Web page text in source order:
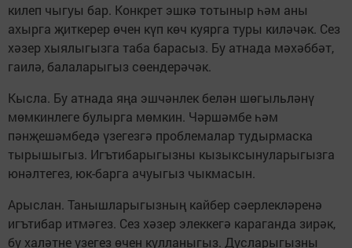
килеп чыгуы бар. Конкрет эшкә тотыныр һәм аны
ахырга җиткерер өчен күп көч куярга туры киләчәк. Сез
хәзер хыялыгызга таба барасыз. Бу атнада мәхәббәт,
гаилә, балаларыгыз сөендерәчәк.
Кысла. Бу атнада яңа эшчәнлек белән шөгыльләнү
мөмкинлеге булырга мөмкин. Чәршәмбе һәм
пәнҗешәмбедә үзегезгә проблемалар тудырмаска
тырышыгыз. Игътибарыгызны кызыксынуларыгызга
юнәлтегез, юк-барга ачуыгыз чыкмасын.
Арыслан. Танышларыгызның кайбер сәерлекләренә
игътибар итмәгез. Сез хәзер элеккегә караганда зирәк,
бу халәтне үзегез өчен кулланыгыз. Дусларыгызны